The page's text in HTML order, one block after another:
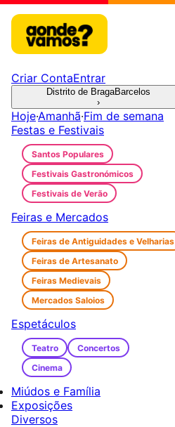
Criar ContaEntrar
Distrito de BragaBarcelos
›
Hoje·Amanhã·Fim de semana
Festas e Festivais
Santos Populares
Festivais Gastronómicos
Festivais de Verão
Feiras e Mercados
Feiras de Antiguidades e Velharias
Feiras de Artesanato
Feiras Medievais
Mercados Saloios
Espetáculos
Teatro
Concertos
Cinema
Miúdos e Família
Exposições
Diversos